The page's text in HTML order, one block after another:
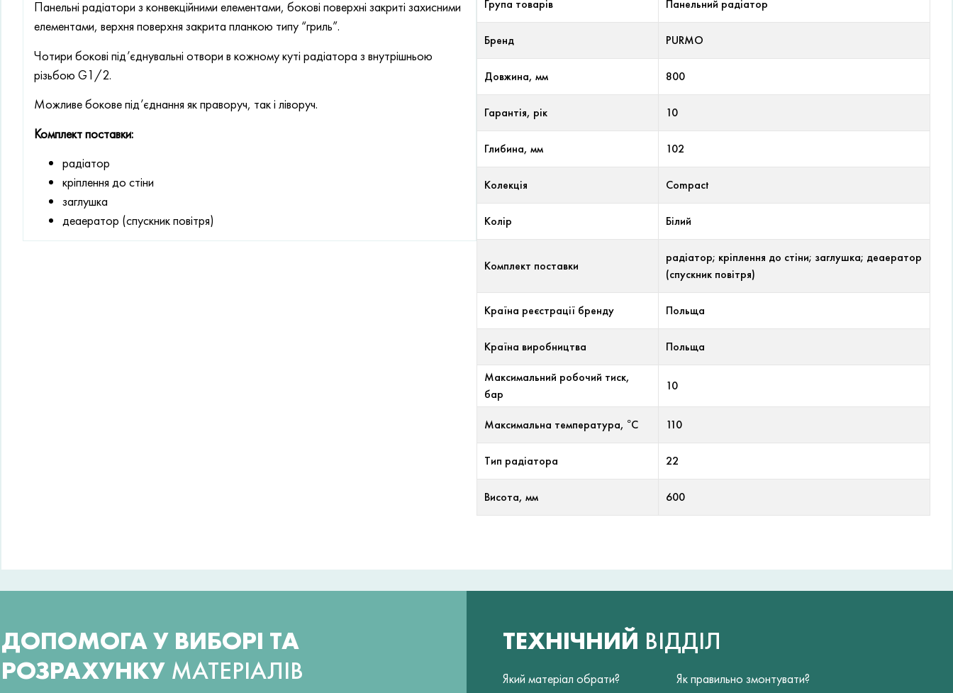
Панельні радіатори з конвекційними елементами, бокові поверхні закриті захисними
елементами, верхня поверхня закрита планкою типу “гриль”.
Чотири бокові під’єднувальні отвори в кожному куті радіатора з внутрішньою
різьбою G1/2.
Можливе бокове під’єднання як праворуч, так і ліворуч.
Комплект поставки:
радіатор
кріплення до стіни
заглушка
деаератор (спускник повітря)
Група товарів Панельний радіатор
Бренд PURMO
Довжина, мм 800
Гарантія, рік 10
Глибина, мм 102
Колекція Compact
Колір Білий
Комплект поставки
радіатор; кріплення до стіни; заглушка; деаератор
(спускник повітря)
Країна реєстрації бренду Польща
Країна виробництва Польща
Максимальний робочий тиск,
бар
10
Максимальна температура, °С 110
Тип радіатора 22
Висота, мм 600
ДОПОМОГА У ВИБОРІ ТА
РОЗРАХУНКУ МАТЕРІАЛІВ
ТЕХНІЧНИЙ ВІДДІЛ
Який матеріал обрати?
Як правильно змонтувати?